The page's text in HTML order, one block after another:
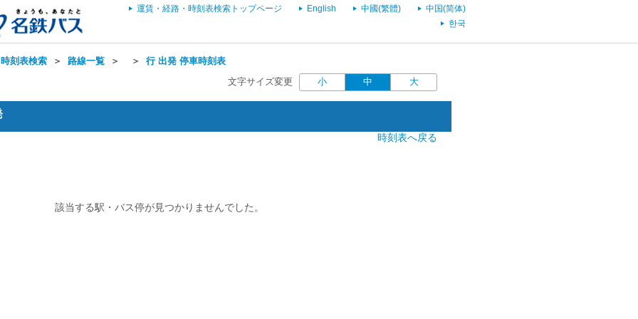
運賃・経路・時刻表検索トップページ English 中國(繁體)
中国(简体)
한국
刻表検索 ＞ 路線一覧 ＞ ＞ 行 出発 停車時刻表
文字サイズ変更 小 中 大
時刻表へ戻る
該当する駅・バス停が見つかりませんでした。